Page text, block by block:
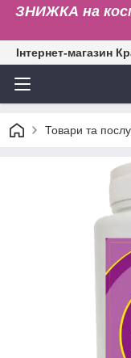
ЗНИЖКА на
Інтернет-магазин
Товари та